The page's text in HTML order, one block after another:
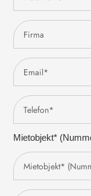
Mietobjekt*